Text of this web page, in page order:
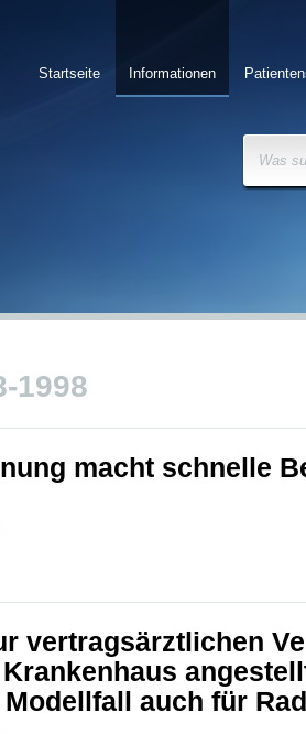
Informationen
Startseite
Was
1998
macht schnelle
vertragsärztlichen
auch für